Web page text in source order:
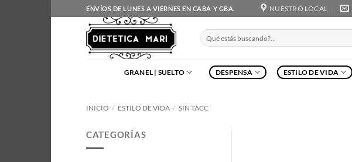
al
contenido
ENVÍOS DE LUNES A VIERNES EN CABA Y GBA. NUESTRO LOCAL
Buscar
por:
GRANEL | SUELTO DESPENSA ESTILO DE VIDA
INICIO / ESTILO DE VIDA / SIN TACC
CATEGORÍAS